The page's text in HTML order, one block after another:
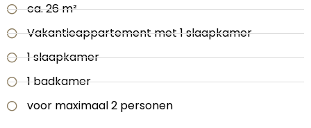
ca. 26 m²
Vakantieappartement met 1 slaapkamer
1 slaapkamer
1 badkamer
voor maximaal 2 personen